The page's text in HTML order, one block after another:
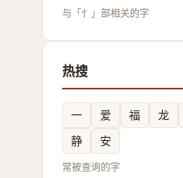
与「忄」部相关的字
热搜
一 爱 福 龙
静
安
常被查询的字